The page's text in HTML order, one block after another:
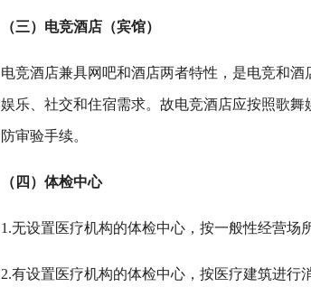
（三）电竞酒店（宾馆）
电竞酒店兼具网吧和酒店两者特性，是电竞和
娱乐、社交和住宿需求。故电竞酒店应按照歌
防审验手续。
（四）体检中心
1.无设置医疗机构的体检中心，按一般性经营场
2.有设置医疗机构的体检中心，按医疗建筑进行